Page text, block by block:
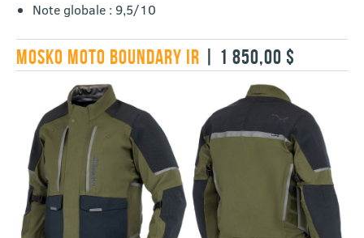
Note globale : 9,5/10
MOSKO MOTO BOUNDARY IR | 1 850,00 $